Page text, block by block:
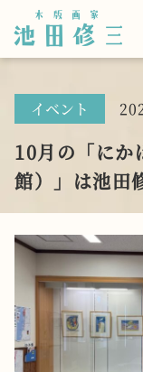
木版画家
池田修三
イベント
10月の「にか
館）」は池田